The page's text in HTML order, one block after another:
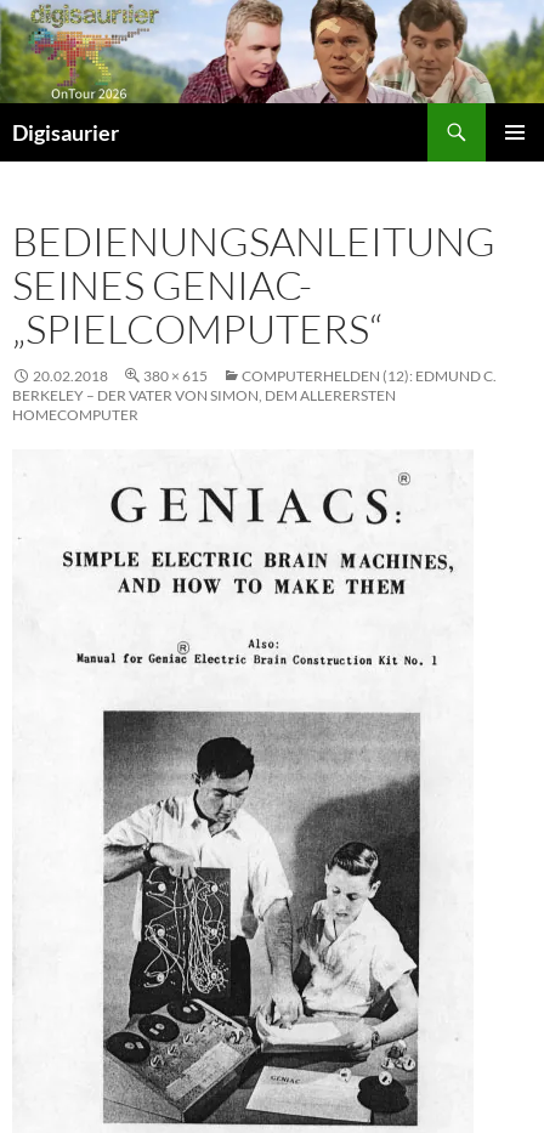
Zum
Inhalt
springen
Digisaurier
BEDIENUNGSANLEITUNG
SEINES GENIAC-
„SPIELCOMPUTERS“
20.02.2018 380 × 615
COMPUTERHELDEN (12): EDMUND C.
BERKELEY – DER VATER VON SIMON, DEM ALLERERSTEN
HOMECOMPUTER